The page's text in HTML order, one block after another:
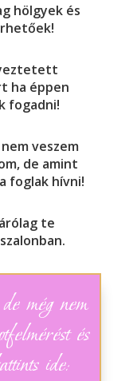
hölgyek és
ha éppen
fogadni!
veszem
de amint
foglak hívni!
te
még nem
és
ide: